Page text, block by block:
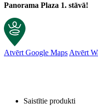
Panorama Plaza 1. stāvā!
Atvērt Google MapsAtvērt
Saistītie produkti